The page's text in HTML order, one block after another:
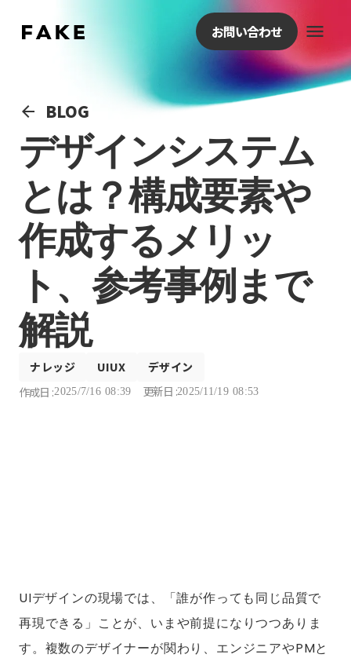
お問い合わせ menu
arrow_back BLOG
デザインシステム
とは？構成要素や
作成するメリッ
ト、参考事例まで
解説
ナレッジ UIUX
デザイン
作成日 :2025/7/16 08:39 更新日 :2025/11/19 08:53
UIデザインの現場では、「誰が作っても同じ品質で
再現できる」ことが、いまや前提になりつつありま
す。複数のデザイナーが関わり、エンジニアやPMと